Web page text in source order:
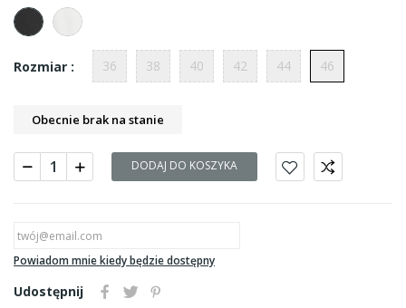
Rozmiar : 36 38 40 42 44 46
Obecnie brak na stanie
DODAJ DO KOSZYKA
Powiadom mnie kiedy będzie dostępny
Udostępnij